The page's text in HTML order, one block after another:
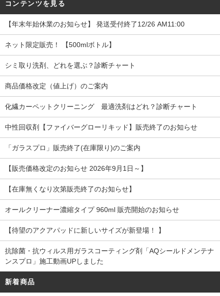
コンテンツを見る
【年末年始休業のお知らせ】 発送受付終了12/26 AM11:00
ネット限定販売！ 【500mlボトル】
シミ取り洗剤、どれを選ぶ？診断チャート
商品価格改定（値上げ）のご案内
化繊カーペットクリーニング 最適洗剤はどれ？診断チャート
中性回収剤【ファイバーグローリキッド】販売終了のお知らせ
「ガラスプロ」販売終了(在庫限り)のご案内
【販売価格改定のお知らせ 2026年9月1日～】
【在庫無くなり次第販売終了のお知らせ】
オールクリーナー濃縮タイプ 960ml 販売開始のお知らせ
【待望のアクアパッドに新しいサイズが新登場！ 】
抗除菌・抗ウィルス用ガラスコーティング剤「AQシールドメンテナ
ンスプロ」施工動画UPしました
新着商品